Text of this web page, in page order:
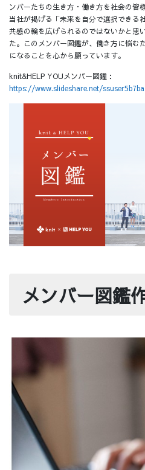
ンバーたちの生き方・働き方を社会の皆
当社が掲げる「未来を自分で選択できる
共感の輪を広げられるのではないかと思
た。このメンバー図鑑が、働き方に悩む
になることを心から願っています。
knit&HELP YOUメンバー図鑑：
https://www.slideshare.net/
メンバー図鑑